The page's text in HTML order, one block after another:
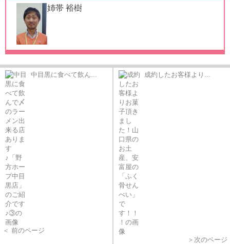
姉帯 裕樹
中目黒に食べて飲ん...
＜ 前のページ
成約したお客様より...
＞次のページ